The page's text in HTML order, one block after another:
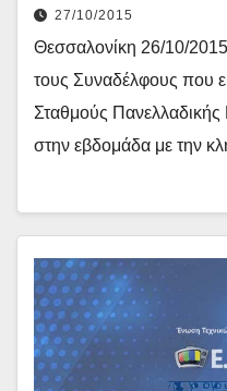
27/10/2015
Θεσσαλονίκη 26/10/
τους Συναδέλφους που
Σταθμούς
στην εβδομάδα με την